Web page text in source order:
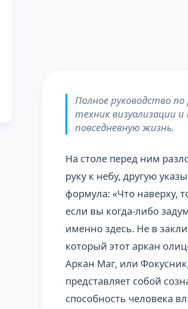
Полное руководство
техник визуализации
повседневную жизнь.
На столе перед ним
руку к небу, другую
формула: «Что наверху,
если вы когда-либо
именно здесь. Не в
который этот аркан
Аркан Маг, или
представляет собой
способность человека